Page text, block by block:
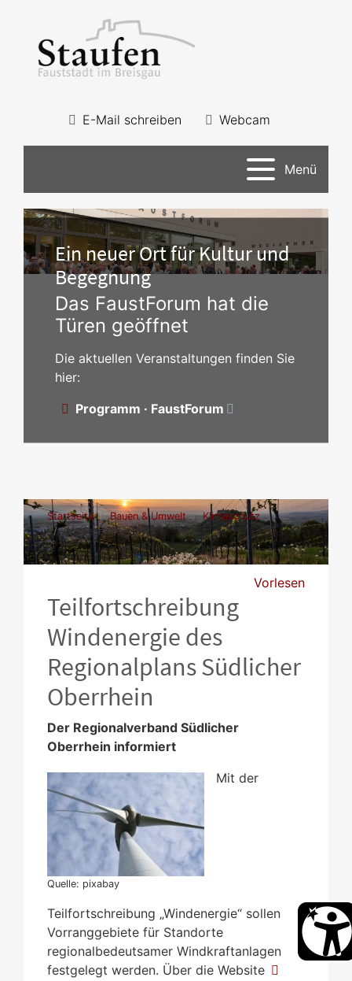
E-Mail schreiben Webcam
Menü
Ein neuer Ort für Kultur und
Begegnung
Das FaustForum hat die
Türen geöffnet
Die aktuellen Veranstaltungen finden Sie
hier:
Programm · FaustForum
Startseite Bauen & Umwelt
Klimaschutz
Windenergie
Vorlesen
Teilfortschreibung
Windenergie des
Regionalplans Südlicher
Oberrhein
Der Regionalverband Südlicher
Oberrhein informiert
Quelle: pixabay
Mit der
Teilfortschreibung „Windenergie“ sollen
Vorranggebiete für Standorte
regionalbedeutsamer Windkraftanlagen
festgelegt werden. Über die Website